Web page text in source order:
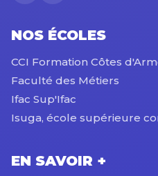
NOS ÉCOLES
CCI Formation Côtes
Faculté des Métiers
Ifac Sup'Ifac
Isuga, école supérieure
EN SAVOIR +